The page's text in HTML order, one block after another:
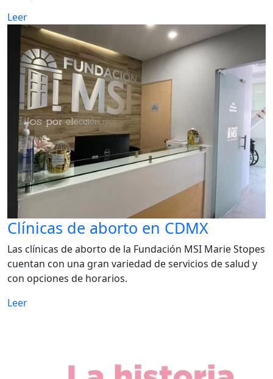
Leer
Clínicas de aborto en CDMX
Las clínicas de aborto de la Fundación MSI Marie Stopes
cuentan con una gran variedad de servicios de salud y
con opciones de horarios.
Leer